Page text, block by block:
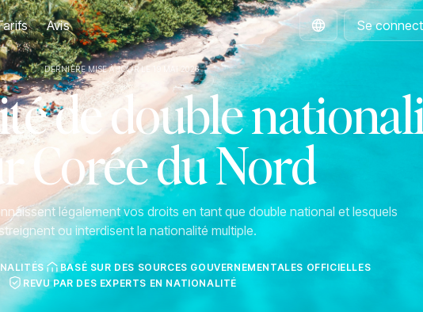
Avis
French
Se
DERNIÈRE MISE À JOUR LE 19 MAI 2026
de double
Corée du Nord
légalement vos droits en tant que double national et lesquels
ou interdisent la nationalité multiple.
BASÉ SUR DES SOURCES GOUVERNEMENTALES OFFICIELLES
REVU PAR DES EXPERTS EN NATIONALITÉ